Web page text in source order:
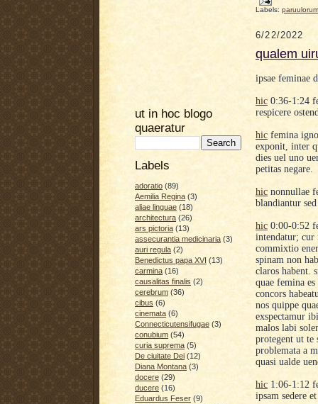
ut in hoc blogo
quaeratur
Labels
adoratio (89)
Aemilia Regina (3)
aliae linguae (18)
architectura (26)
ars pictoria (13)
assecurantia medicinaria (3)
auri regula (2)
Benedictus papa XVI (13)
carmina (16)
causalitas finalis (2)
cerebrum (36)
cibus (6)
cinemata (6)
Connecticutensifugae (3)
conubium (54)
curia suprema (5)
De ciuitate Dei (12)
Diana Montana (3)
docere (29)
ducere (16)
Eduardus Feser (9)
Labels:
6/22/2022
qualem
ipsae feminae
hic 0:36-1:24
respicere
hic femina
exponit, inter
dies uel uno
petitas negare.
hic nonnullae
blandiantur
hic 0:00-0:52
intendatur; cur
commixtio
spinam non
claros habent.
quae femina
concors
nos quippe
exspectamur
malos labi
protegent ut te
problemata a
quasi ualde
hic 1:06-1:12
ipsam sedere